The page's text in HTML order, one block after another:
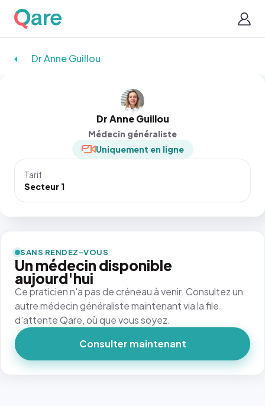
Dr Anne Guillou
Dr Anne Guillou
Médecin généraliste
Uniquement en ligne
Tarif
Secteur 1
SANS RENDEZ-VOUS
Un médecin disponible
aujourd'hui
Ce praticien n'a pas de créneau à venir. Consultez un
autre médecin généraliste maintenant via la file
d'attente Qare, où que vous soyez.
Consulter maintenant